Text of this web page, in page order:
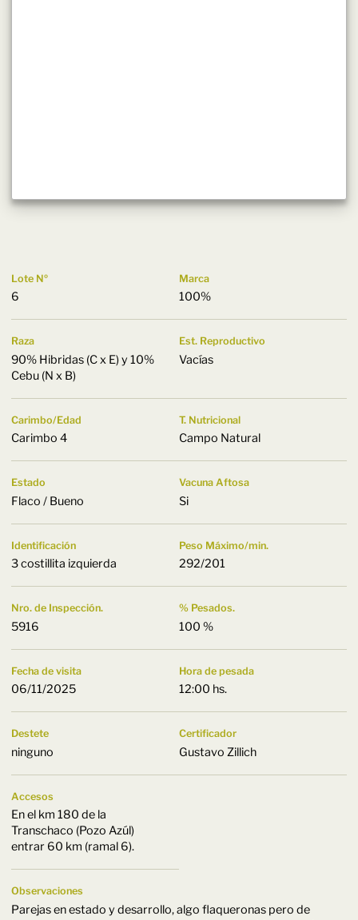
Lote Nº
6
Marca
100%
Raza
90% Hibridas (C x E) y 10%
Cebu (N x B)
Est. Reproductivo
Vacías
Carimbo/Edad
Carimbo 4
T. Nutricional
Campo Natural
Estado
Flaco / Bueno
Vacuna Aftosa
Si
Identificación
3 costillita izquierda
Peso Máximo/min.
292/201
Nro. de Inspección.
5916
% Pesados.
100 %
Fecha de visita
06/11/2025
Hora de pesada
12:00 hs.
Destete
ninguno
Certificador
Gustavo Zillich
Accesos
En el km 180 de la
Transchaco (Pozo Azúl)
entrar 60 km (ramal 6).
Observaciones
Parejas en estado y desarrollo, algo flaqueronas pero de